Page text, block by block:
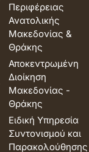
Περιφέρειας
Ανατολικής
Μακεδονίας &
Θράκης
Αποκεντρωμένη
Διοίκηση
Μακεδονίας -
Θράκης
Ειδική Υπηρεσία
Συντονισμού και
Παρακολούθησης